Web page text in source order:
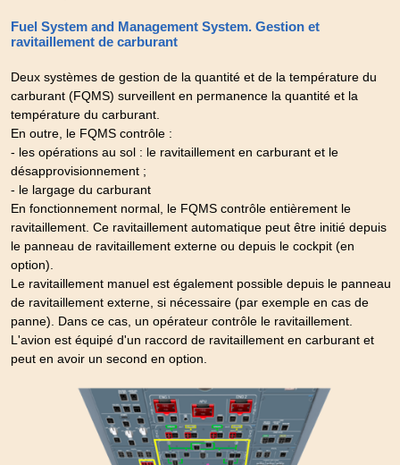
Fuel System and Management System. Gestion et
ravitaillement de carburant
Deux systèmes de gestion de la quantité et de la température du
carburant (FQMS) surveillent en permanence la quantité et la
température du carburant.
En outre, le FQMS contrôle :
- les opérations au sol : le ravitaillement en carburant et le
désapprovisionnement ;
- le largage du carburant
En fonctionnement normal, le FQMS contrôle entièrement le
ravitaillement. Ce ravitaillement automatique peut être initié depuis
le panneau de ravitaillement externe ou depuis le cockpit (en
option).
Le ravitaillement manuel est également possible depuis le panneau
de ravitaillement externe, si nécessaire (par exemple en cas de
panne). Dans ce cas, un opérateur contrôle le ravitaillement.
L'avion est équipé d'un raccord de ravitaillement en carburant et
peut en avoir un second en option.